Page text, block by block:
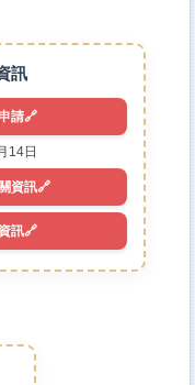
訊
請🔗
14日
資訊🔗
訊🔗